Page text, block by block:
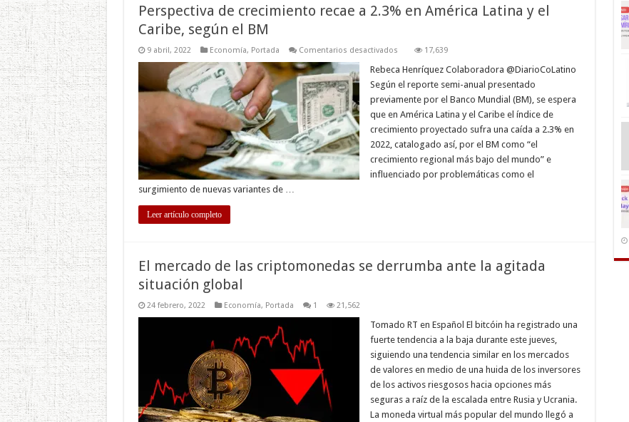
Perspectiva de crecimiento recae a 2.3% en América Latina y el
Caribe, según el BM
9 abril, 2022 Economía, Portada Comentarios desactivadosen
de
crecimiento
recae
2.3%
en
Latina
y
Caribe,
según
el
17,639
Rebeca Henríquez Colaboradora @DiarioCoLatino
Según el reporte semi-anual presentado
previamente por el Banco Mundial (BM), se espera
que en América Latina y el Caribe el índice de
crecimiento proyectado sufra una caída a 2.3% en
2022, catalogado así, por el BM como “el
crecimiento regional más bajo del mundo” e
influenciado por problemáticas como el
surgimiento de nuevas variantes de …
Leer artículo completo
El mercado de las criptomonedas se derrumba ante la agitada
situación global
24 febrero, 2022 Economía, Portada 1 21,562
Tomado RT en Español El bitcóin ha registrado una
fuerte tendencia a la baja durante este jueves,
siguiendo una tendencia similar en los mercados
de valores en medio de una huida de los inversores
de los activos riesgosos hacia opciones más
seguras a raíz de la escalada entre Rusia y Ucrania.
La moneda virtual más popular del mundo llegó a